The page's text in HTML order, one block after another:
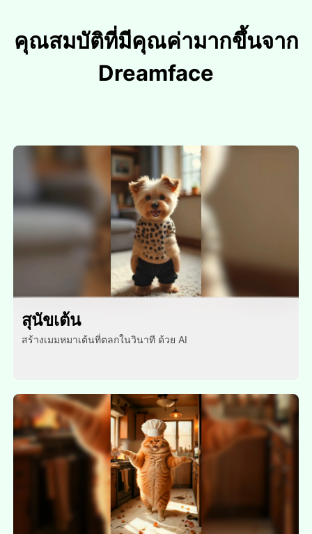
คุณสมบัติที่มีคุณค่ามากขึ้นจาก
Dreamface
สุนัขเต้น
สร้างเมมหมาเต้นที่ตลกในวินาที ด้วย AI